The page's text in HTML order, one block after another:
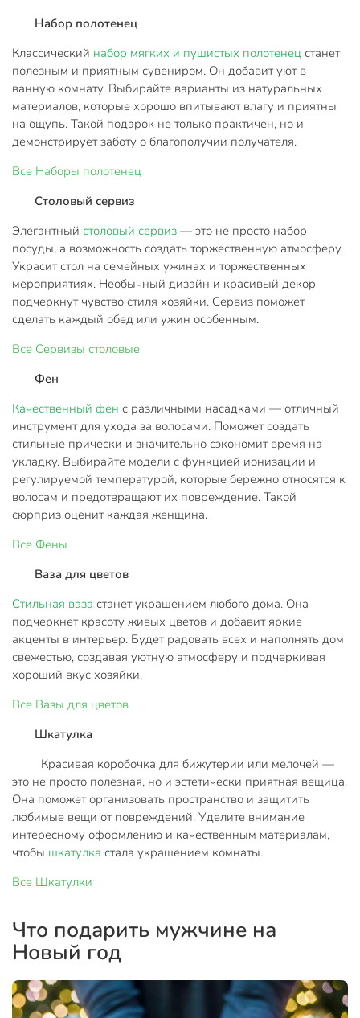
Набор полотенец
Классический набор мягких и пушистых полотенец станет
полезным и приятным сувениром. Он добавит уют в
ванную комнату. Выбирайте варианты из натуральных
материалов, которые хорошо впитывают влагу и приятны
на ощупь. Такой подарок не только практичен, но и
демонстрирует заботу о благополучии получателя.
Все Наборы полотенец
Столовый сервиз
Элегантный столовый сервиз — это не просто набор
посуды, а возможность создать торжественную атмосферу.
Украсит стол на семейных ужинах и торжественных
мероприятиях. Необычный дизайн и красивый декор
подчеркнут чувство стиля хозяйки. Сервиз поможет
сделать каждый обед или ужин особенным.
Все Сервизы столовые
Фен
Качественный фен с различными насадками — отличный
инструмент для ухода за волосами. Поможет создать
стильные прически и значительно сэкономит время на
укладку. Выбирайте модели с функцией ионизации и
регулируемой температурой, которые бережно относятся к
волосам и предотвращают их повреждение. Такой
сюрприз оценит каждая женщина.
Все Фены
Ваза для цветов
Стильная ваза станет украшением любого дома. Она
подчеркнет красоту живых цветов и добавит яркие
акценты в интерьер. Будет радовать всех и наполнять дом
свежестью, создавая уютную атмосферу и подчеркивая
хороший вкус хозяйки.
Все Вазы для цветов
Шкатулка
Красивая коробочка для бижутерии или мелочей —
это не просто полезная, но и эстетически приятная вещица.
Она поможет организовать пространство и защитить
любимые вещи от повреждений. Уделите внимание
интересному оформлению и качественным материалам,
чтобы шкатулка стала украшением комнаты.
Все Шкатулки
Что подарить мужчине на
Новый год